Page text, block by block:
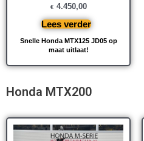
Snelle Honda MTX125 JD05 op
maat uitlaat!
€ 4.450,00
Lees verder
Honda MTX200